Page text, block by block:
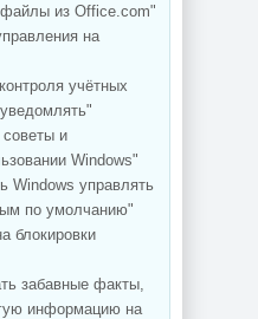
из Office.com"
на
учётных
и
Windows"
Windows управлять
по умолчанию"
блокировки
забавные факты,
информацию на